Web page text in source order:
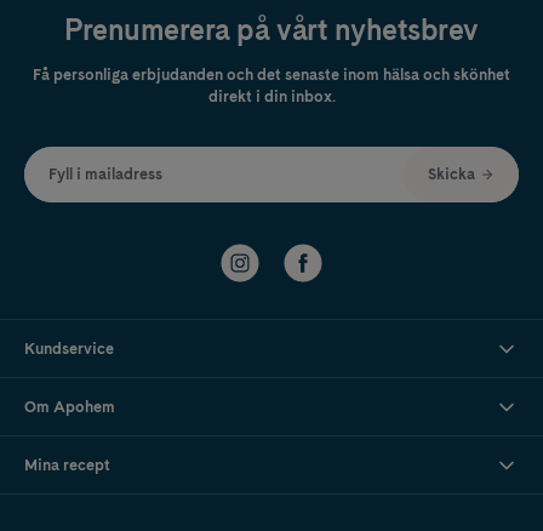
Prenumerera på vårt nyhetsbrev
Få personliga erbjudanden och det senaste inom hälsa och skönhet
direkt i din inbox.
Fyll i mailadress Skicka
Kundservice
Om Apohem
Mina recept